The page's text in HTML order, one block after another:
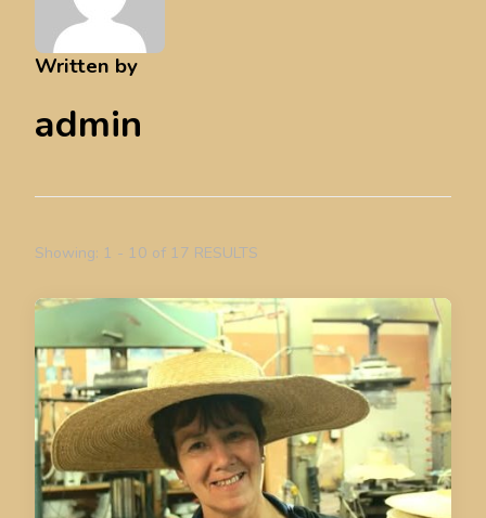
Written by
admin
Showing: 1 - 10 of 17 RESULTS